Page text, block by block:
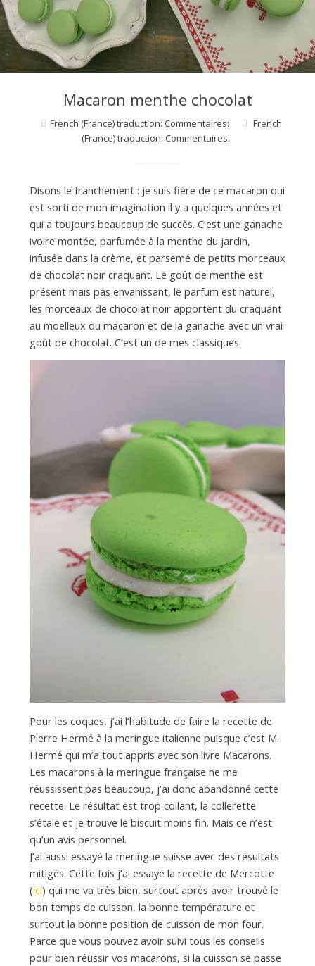
e
Macaron menthe chocolat
French (France) traduction: Commentaires:
French
(France) traduction: Commentaires:
Disons le franchement : je suis fière de ce macaron qui
est sorti de mon imagination il y a quelques années et
qui a toujours beaucoup de succès. C’est une ganache
ivoire montée, parfumée à la menthe du jardin,
infusée dans la crème, et parsemé de petits morceaux
de chocolat noir craquant. Le goût de menthe est
présent mais pas envahissant, le parfum est naturel,
les morceaux de chocolat noir apportent du craquant
au moelleux du macaron et de la ganache avec un vrai
goût de chocolat. C’est un de mes classiques.
Pour les coques, j’ai l’habitude de faire la recette de
Pierre Hermé à la meringue italienne puisque c’est M.
Hermé qui m’a tout appris avec son livre Macarons.
Les macarons à la meringue française ne me
réussissent pas beaucoup, j’ai donc abandonné cette
recette. Le résultat est trop collant, la collerette
s’étale et je trouve le biscuit moins fin. Mais ce n’est
qu’un avis personnel.
J’ai aussi essayé la meringue suisse avec des résultats
mitigés. Cette fois j’ai essayé la recette de Mercotte
(ici) qui me va très bien, surtout après avoir trouvé le
bon temps de cuisson, la bonne température et
surtout la bonne position de cuisson de mon four.
Parce que vous pouvez avoir suivi tous les conseils
pour bien réussir vos macarons, si la cuisson se passe